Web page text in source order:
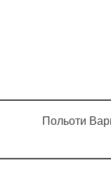
Польоти